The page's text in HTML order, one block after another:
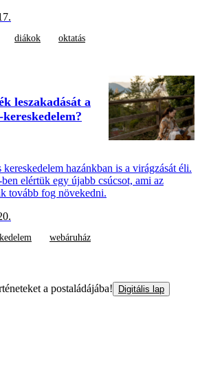
diákok oktatás
leszakadását a
hazánkban is a virágzását éli.
elértük egy újabb csúcsot, ami az
tovább fog növekedni.
webáruház
a postaládájába!
Digitális lap